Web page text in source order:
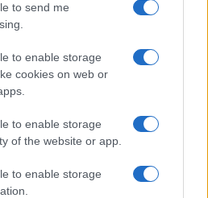
to send me
to enable storage
cookies on web or
to enable storage
of the website or app.
to enable storage
Galaxy készülék kimarad a One
az érintett modellekről
- ekkor rántja le a leplet az
a mindennapokat